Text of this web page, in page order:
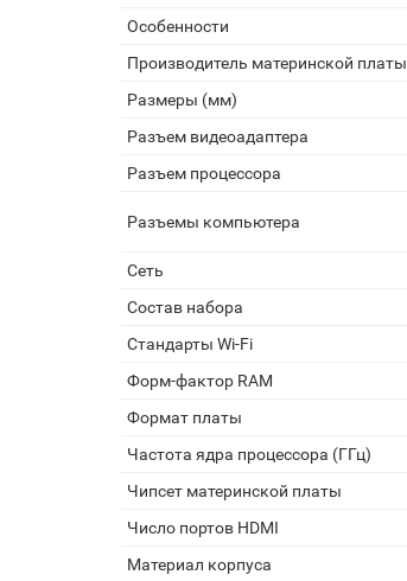
Особенности
Производитель материнской платы
Размеры (мм)
Разъем видеоадаптера
Разъем процессора
Разъемы компьютера
Сеть
Состав набора
Стандарты Wi-Fi
Форм-фактор RAM
Формат платы
Частота ядра процессора (ГГц)
Чипсет материнской платы
Число портов HDMI
Материал корпуса